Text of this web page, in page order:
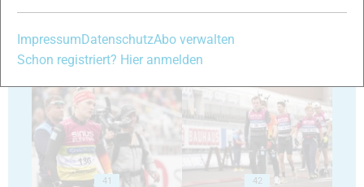
39
41 42
ImpressumDatenschutzAbo verwalten
Schon registriert? Hier anmelden